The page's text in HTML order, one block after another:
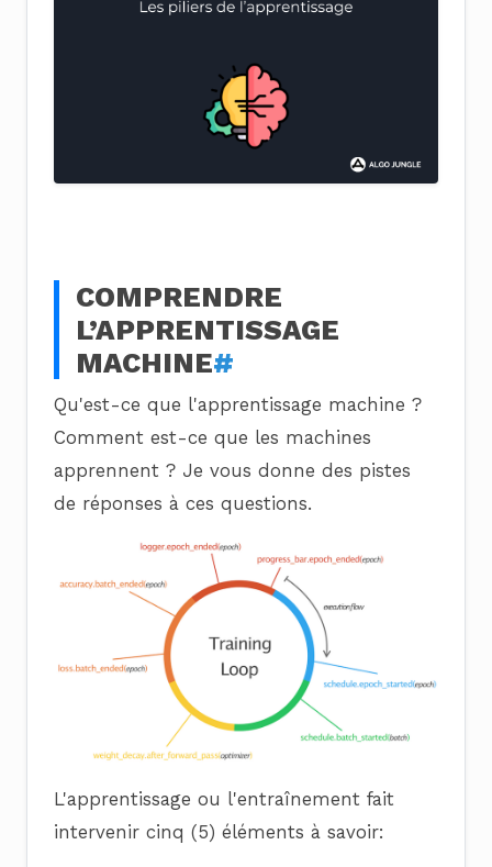
COMPRENDRE
L’APPRENTISSAGE
MACHINE#
Qu'est-ce que l'apprentissage machine ?
Comment est-ce que les machines
apprennent ? Je vous donne des pistes
de réponses à ces questions.
L'apprentissage ou l'entraînement fait
intervenir cinq (5) éléments à savoir: